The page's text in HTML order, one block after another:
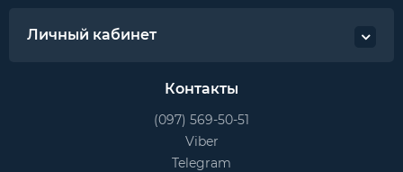
Личный кабинет
Контакты
(097) 569-50-51
Viber
Telegram